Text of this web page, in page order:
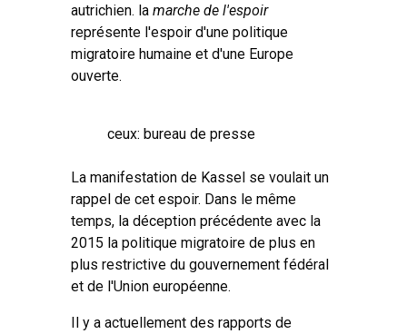
autrichien. la marche de l'espoir
représente l'espoir d'une politique
migratoire humaine et d'une Europe
ouverte.
ceux: bureau de presse
La manifestation de Kassel se voulait un
rappel de cet espoir. Dans le même
temps, la déception précédente avec la
2015 la politique migratoire de plus en
plus restrictive du gouvernement fédéral
et de l'Union européenne.
Il y a actuellement des rapports de